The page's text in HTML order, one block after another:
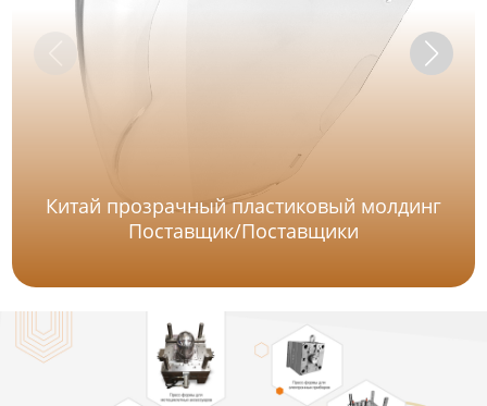
Китай прозрачный пластиковый молдинг
Поставщик/Поставщики